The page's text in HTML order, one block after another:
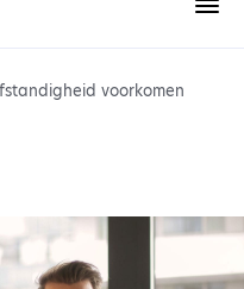
voorkomen